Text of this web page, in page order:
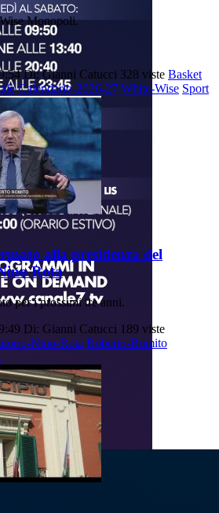
Monopoli.
Di: Gianni Catucci 328 viste Basket
Calendario-2026-27 White-Wise Sport
alla presidenza del
Rota
per i prossimi tre anni.
Di: Gianni Catucci 189 viste
Nino-Rota Roberto-Romito